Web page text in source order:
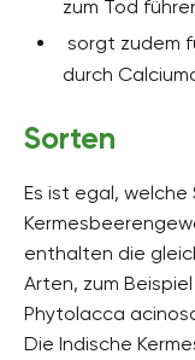
zum Tod
sorgt zudem
durch
Sorten
Es ist egal, welche
enthalten die
Arten, zum
Phytolacca
Die Indische